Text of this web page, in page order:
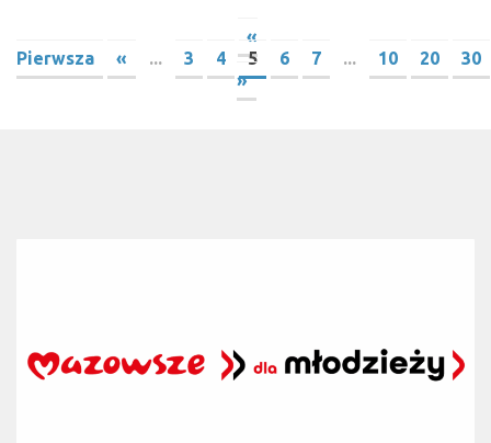
«
Pierwsza
« ... 3 4 5 6 7 ... 10 20
30
»